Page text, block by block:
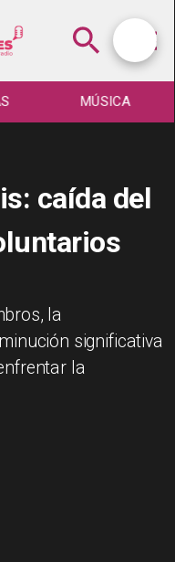
MÚSICA
caída del
la
significativa
la